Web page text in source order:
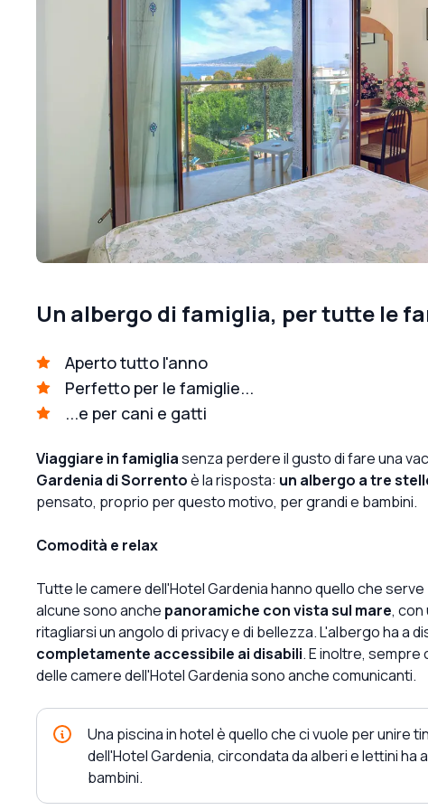
Un albergo di famiglia, per tutte le
Aperto tutto l'anno
Perfetto per le famiglie...
...e per cani e gatti
Viaggiare in famigliasenza perdere il gusto di fare una
Gardenia di Sorrentoè la risposta: un albergo a tre
pensato, proprio per questo motivo, per grandi e bambini.
Comodità e relax
Tutte le camere dell'Hotel Gardenia hanno quello che
alcune sono anche panoramiche con vista sul mare, con
ritagliarsi un angolo di privacy e di bellezza. L'albergo ha a
completamente accessibile ai disabili. E inoltre, sempre
delle camere dell'Hotel Gardenia sono anche comunicanti.
Una piscina in hotel è quello che ci vuole per unire
dell'Hotel Gardenia, circondata da alberi e lettini
bambini.